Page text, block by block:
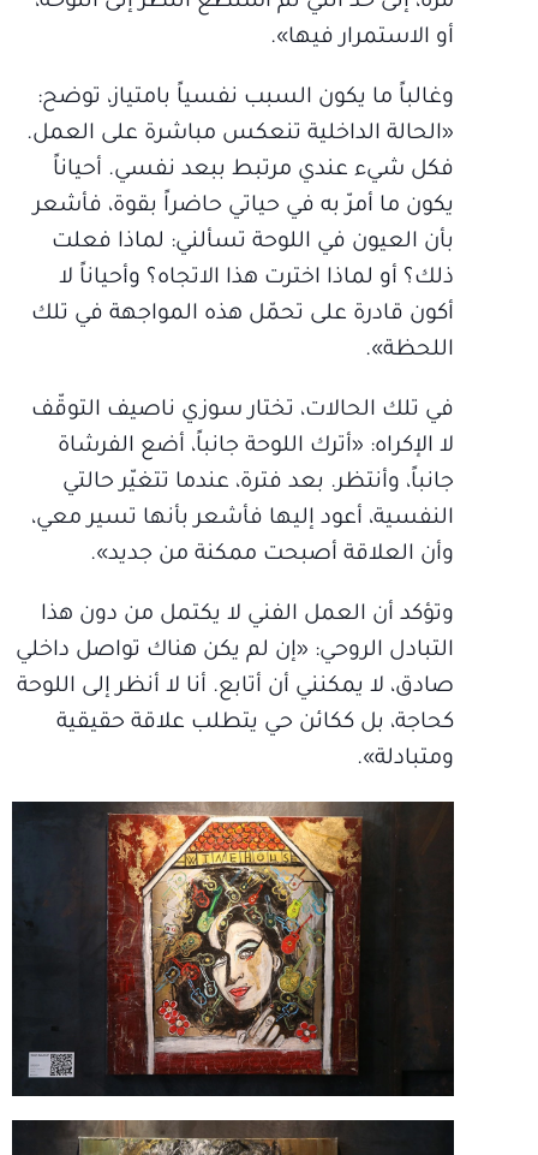
أو الاستمرار فيها».
وغالباً ما يكون السبب نفسياً بامتياز، توضح:
«الحالة الداخلية تنعكس مباشرة على العمل.
فكل شيء عندي مرتبط ببعد نفسي. أحياناً
يكون ما أمرّ به في حياتي حاضراً بقوة، فأشعر
بأن العيون في اللوحة تسألني: لماذا فعلت
ذلك؟ أو لماذا اخترت هذا الاتجاه؟ وأحياناً لا
أكون قادرة على تحمّل هذه المواجهة في تلك
اللحظة».
في تلك الحالات، تختار سوزي ناصيف التوقّف
لا الإكراه: «أترك اللوحة جانباً، أضع الفرشاة
جانباً، وأنتظر. بعد فترة، عندما تتغيّر حالتي
النفسية، أعود إليها فأشعر بأنها تسير معي،
وأن العلاقة أصبحت ممكنة من جديد».
وتؤكد أن العمل الفني لا يكتمل من دون هذا
التبادل الروحي: «إن لم يكن هناك تواصل داخلي
صادق، لا يمكنني أن أتابع. أنا لا أنظر إلى اللوحة
كحاجة، بل ككائن حي يتطلب علاقة حقيقية
ومتبادلة».